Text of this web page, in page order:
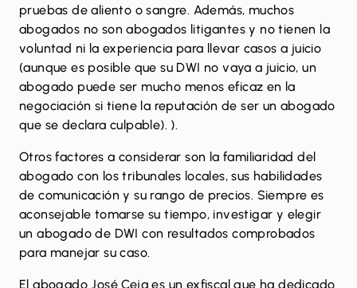
pruebas de aliento o sangre. Además, muchos
abogados no son abogados litigantes y no tienen la
voluntad ni la experiencia para llevar casos a juicio
(aunque es posible que su DWI no vaya a juicio, un
abogado puede ser mucho menos eficaz en la
negociación si tiene la reputación de ser un abogado
que se declara culpable). ).
Otros factores a considerar son la familiaridad del
abogado con los tribunales locales, sus habilidades
de comunicación y su rango de precios. Siempre es
aconsejable tomarse su tiempo, investigar y elegir
un abogado de DWI con resultados comprobados
para manejar su caso.
El abogado José Ceja es un exfiscal que ha dedicado